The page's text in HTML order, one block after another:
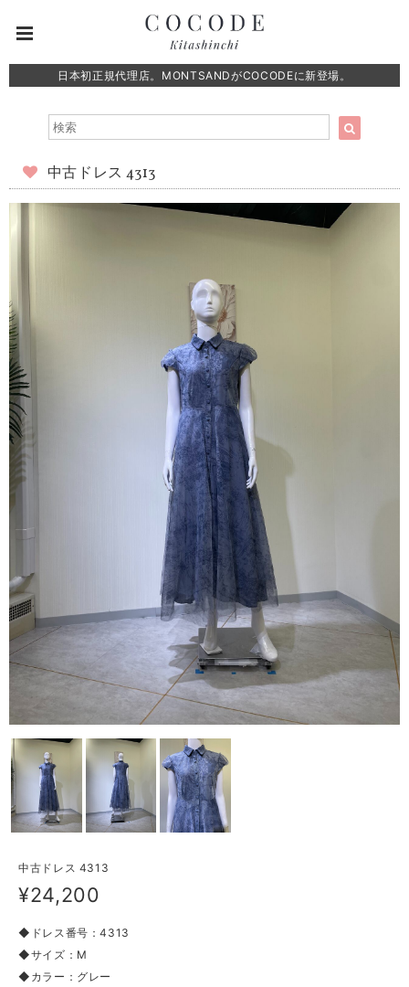
日本初正規代理店。MONTSANDがCOCODEに新登場。
中古ドレス 4313
中古ドレス 4313
¥24,200
◆ドレス番号：4313
◆サイズ：M
◆カラー：グレー